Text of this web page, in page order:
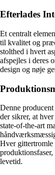
Efterlades
Et centralt
til kvalitet og
stolthed i hvert
afspejles i deres
design og nøje
Denne
der sikrer, at
state-of-the-art
Hver gittertromle
levetid.